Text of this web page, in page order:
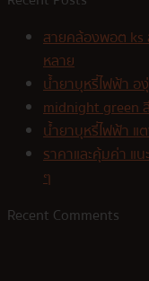
สายคล้องพอต ks
หลาย
น้ำยาบุหรี่ไฟฟ้า อ
midnight green
น้ำยาบุหรี่ไฟฟ้า แ
ราคาและคุ้มค่า แ
ๆ
Recent Comments